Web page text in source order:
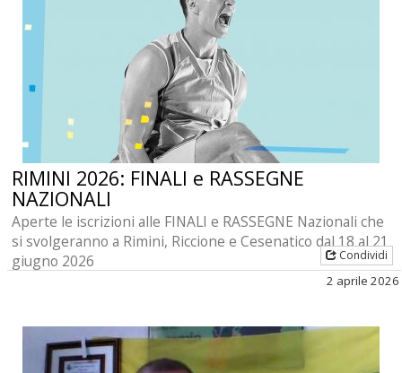
RIMINI 2026: FINALI e RASSEGNE
NAZIONALI
Aperte le iscrizioni alle FINALI e RASSEGNE Nazionali che
si svolgeranno a Rimini, Riccione e Cesenatico dal 18 al 21
giugno 2026
Condividi
2 aprile 2026